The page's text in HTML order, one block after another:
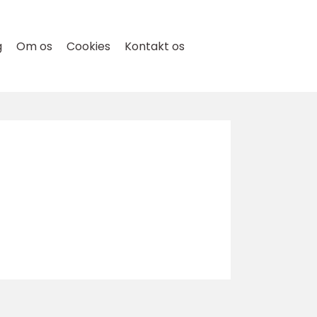
Om os Cookies Kontakt os